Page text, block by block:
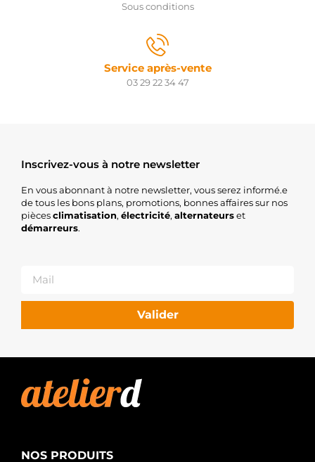
Sous conditions
Service après-vente
03 29 22 34 47
Inscrivez-vous à notre newsletter
En vous abonnant à notre newsletter, vous serez informé.e
de tous les bons plans, promotions, bonnes affaires sur nos
piècesclimatisation, électricité, alternateurset
démarreurs.
Valider
NOS PRODUITS